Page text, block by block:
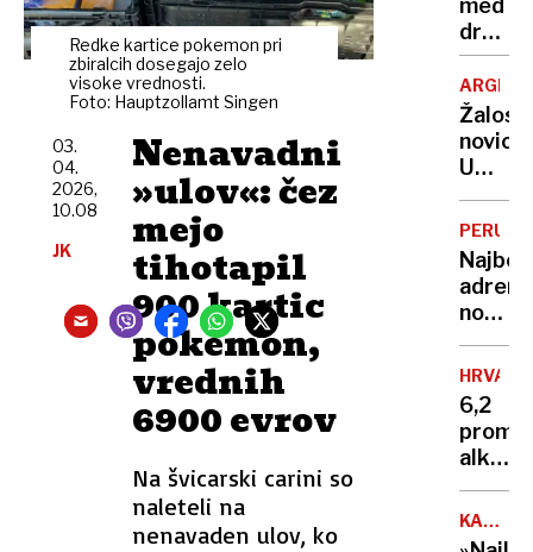
Redke kartice pokemon ​pri
zbiralcih dosegajo zelo
visoke vrednosti.
Foto: Hauptzollamt Singen
Nenavadni
»ulov«: čez
mejo
tihotapil
900 kartic
pokemon,
vrednih
6900 evrov
Na švicarski carini so
naleteli na
nenavaden ulov, ko
03.
04.
2026,
10.08
JK
je
vrh
med
žrtev
11.
»Če
bo
nas
ne
bo«
novica:
Umrl
je
Jorge
Messi,
človek,
ki je
stal
za
sina
Lionela
PERU
Najbolj
na
svetu?
400
nad
tlemi
in z
6,2
v
krvi
WITT